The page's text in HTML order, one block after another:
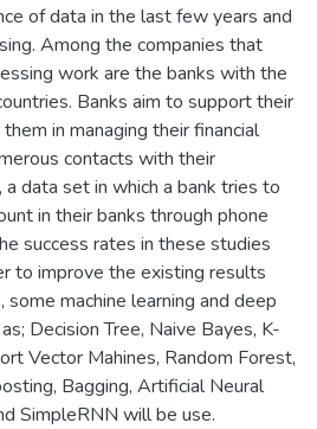
of data in the last few years and
Among the companies that
work are the banks with the
Banks aim to support their
in managing their financial
contacts with their
data set in which a bank tries to
in their banks through phone
success rates in these studies
to improve the existing results
machine learning and deep
Decision Tree, Naive Bayes, K-
Vector Mahines, Random Forest,
Bagging, Artificial Neural
SimpleRNN will be use.